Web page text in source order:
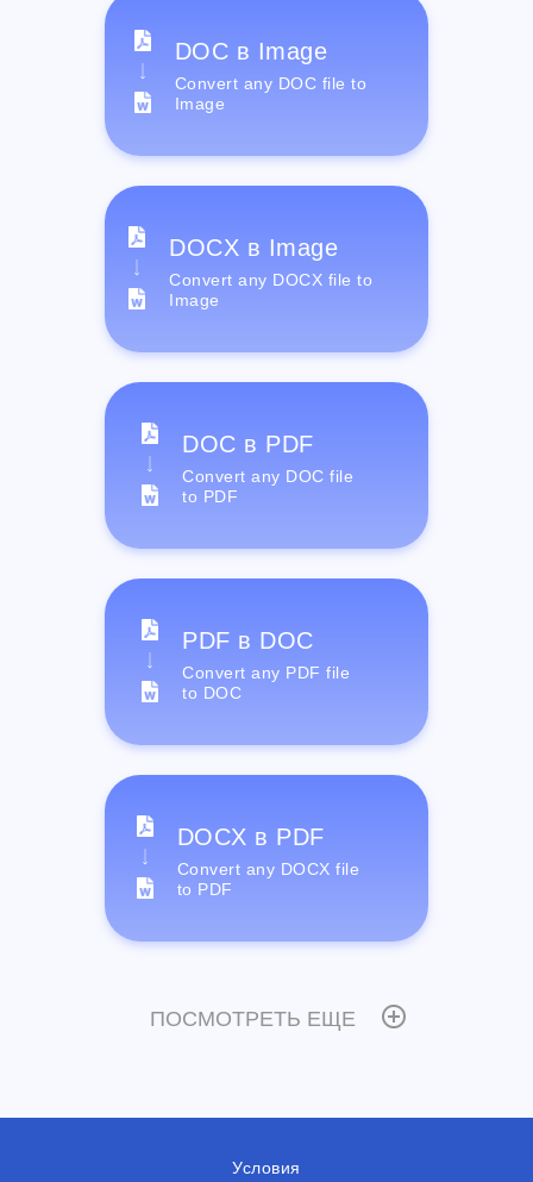
DOC в Image
Convert any DOC file to
Image
DOCX в Image
Convert any DOCX file to
Image
DOC в PDF
Convert any DOC file
to PDF
PDF в DOC
Convert any PDF file
to DOC
DOCX в PDF
Convert any DOCX file
to PDF
ПОСМОТРЕТЬ ЕЩЕ
Условия